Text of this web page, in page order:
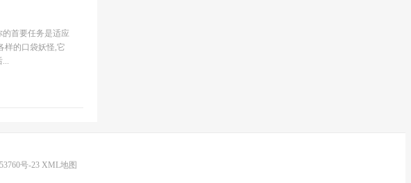
首要任务是适应
样的口袋妖怪,它
...
号-23 XML地图